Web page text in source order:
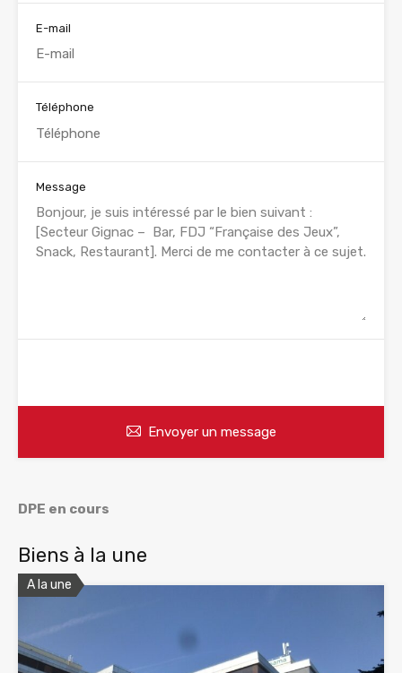
E-mail
Téléphone
Message
Envoyer un message
DPE en cours
Biens à la une
A la une